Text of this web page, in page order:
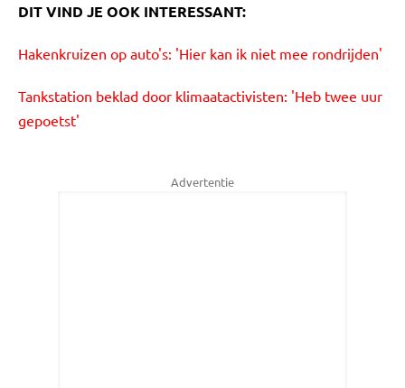
DIT VIND JE OOK INTERESSANT:
Hakenkruizen op auto's: 'Hier kan ik niet mee rondrijden'
Tankstation beklad door klimaatactivisten: 'Heb twee uur
gepoetst'
Advertentie